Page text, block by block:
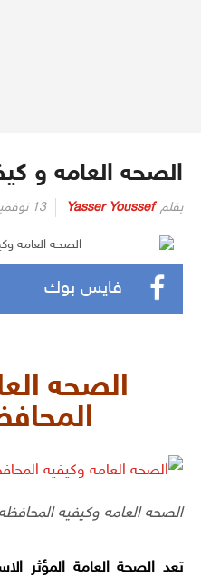
الصحه العامه و
بقلم Yasser Youssef 13 نوفمبر، 2017
فايس بوك
الصحه
الصحه العامه وكيفيه
تعد الصحة العامة المؤثر